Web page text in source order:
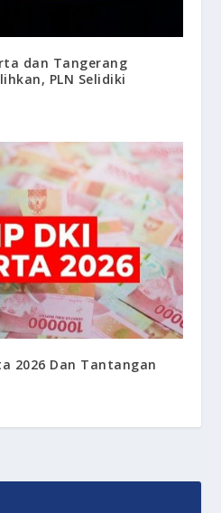
dan Tangerang
PLN Selidiki
2026 Dan Tantangan